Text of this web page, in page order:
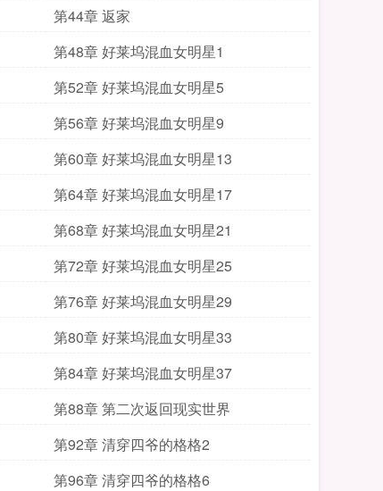
第44章 返家
第48章 好莱坞混血女明星1
第52章 好莱坞混血女明星5
第56章 好莱坞混血女明星9
第60章 好莱坞混血女明星13
第64章 好莱坞混血女明星17
第68章 好莱坞混血女明星21
第72章 好莱坞混血女明星25
第76章 好莱坞混血女明星29
第80章 好莱坞混血女明星33
第84章 好莱坞混血女明星37
第88章 第二次返回现实世界
第92章 清穿四爷的格格2
第96章 清穿四爷的格格6